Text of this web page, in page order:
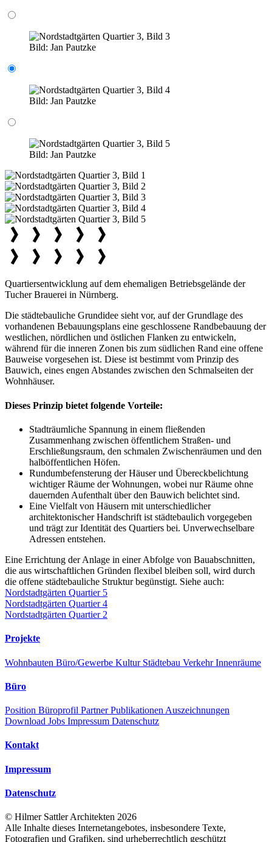
Bild: Jan Pautzke
Bild: Jan Pautzke
Bild: Jan Pautzke
Quartiersentwicklung auf dem ehemaligen Betriebsgelände der
Tucher Brauerei in Nürnberg.
Die städtebauliche Grundidee sieht vor, auf der Grundlage des
vorhandenen Bebauungsplans eine geschlossene Randbebauung der
westlichen, nördlichen und östlichen Flanken zu entwickeln,
während für die inneren Zonen bis zum südlichen Rand eine offene
Bauweise vorgesehen ist. Diese ist bestimmt vom Prinzip des
Bauwich, eines engen Abstandes zwischen den Schmalseiten der
Wohnhäuser.
Dieses Prinzip bietet folgende Vorteile:
Stadträumliche Spannung in einem fließenden
Zusammenhang zwischen öffentlichem Straßen- und
Erschließungsraum, den schmalen Zwischenräumen und den
halböffentlichen Höfen.
Rundumbefensterung der Häuser und Übereckbelichtung
wichtiger Räume der Wohnungen, wobei nur Räume ohne
dauernden Aufenthalt über den Bauwich belichtet sind.
Eine Vielfalt von Häusern mit unterschiedlicher
architektonischer Handschrift ist städtebaulich vorgegeben
und trägt zur Identität des Quartiers bei. Unverwechselbare
Adressen entstehen.
Eine Errichtung der Anlage in einer Abfolge von Bauabschnitten,
die aus wirtschaftlichen Gründen flexibel bleiben soll, wird durch
die offene städtebauliche Struktur begünstigt. Siehe auch:
Nordstadtgärten Quartier 5
Nordstadtgärten Quartier 4
Nordstadtgärten Quartier 2
Projekte
Wohnbauten Büro/Gewerbe Kultur Städtebau VerkehrInnenräume
Büro
Position Büroprofil PartnerPublikationen Auszeichnungen
Download Jobs Impressum Datenschutz
Kontakt
Impressum
Datenschutz
© Hilmer Sattler Architekten 2026
Alle Inhalte dieses Internetangebotes, insbesondere Texte,
Fotografien und Grafiken, sind urheberrechtlich geschützt